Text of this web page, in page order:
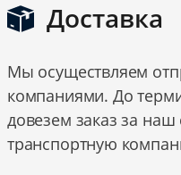
Доставка
Мы осуществляем
компаниями. До
довезем заказ за
транспортную